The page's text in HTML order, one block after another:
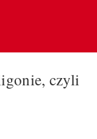
czyli